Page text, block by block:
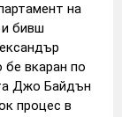
на
бивш
бе вкаран по
Джо Байдън
процес в